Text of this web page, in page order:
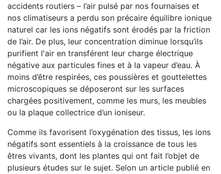
accidents routiers – l’air pulsé par nos fournaises et
nos climatiseurs a perdu son précaire équilibre ionique
naturel car les ions négatifs sont érodés par la friction
de l’air. De plus, leur concentration diminue lorsqu’ils
purifient l'air en transférent leur charge électrique
négative aux particules fines et à la vapeur d’eau. À
moins d’être respirées, ces poussières et gouttelettes
microscopiques se déposeront sur les surfaces
chargées positivement, comme les murs, les meubles
ou la plaque collectrice d’un ioniseur.
Comme ils favorisent l’oxygénation des tissus, les ions
négatifs sont essentiels à la croissance de tous les
êtres vivants, dont les plantes qui ont fait l’objet de
plusieurs études sur le sujet. Selon un article publié en